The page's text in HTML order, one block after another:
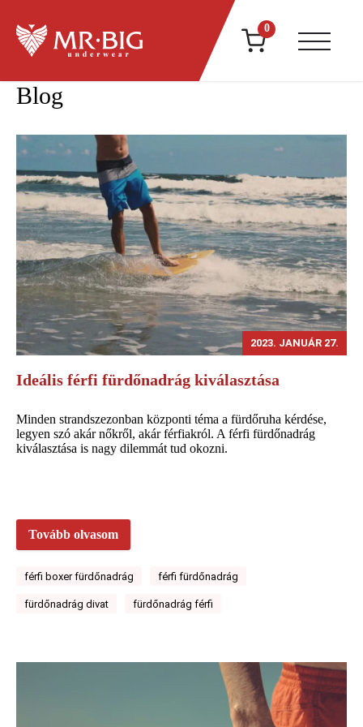
0
Blog
2023. JANUÁR 27.
Ideális férfi fürdőnadrág kiválasztása
Minden strandszezonban központi téma a fürdőruha kérdése,
legyen szó akár nőkről, akár férfiakról. A férfi fürdőnadrág
kiválasztása is nagy dilemmát tud okozni.
Tovább olvasom
férfi boxer fürdőnadrág férfi fürdőnadrág
fürdőnadrág divat fürdőnadrág férfi